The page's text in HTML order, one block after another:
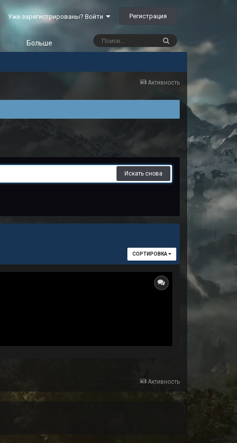
Уже зарегистрированы? Войти Регистрация
Больше
Активность
Искать снова
СОРТИРОВКА
Активность